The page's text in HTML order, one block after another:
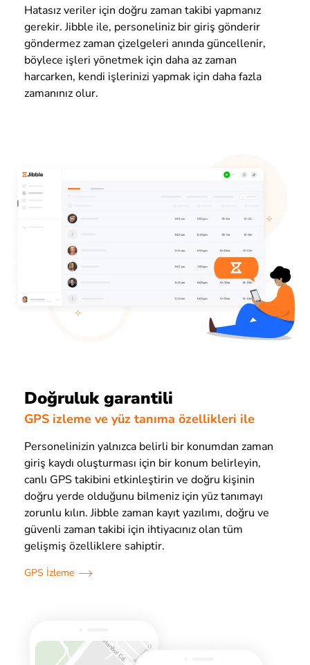
Hatasız veriler için doğru zaman takibi yapmanız
gerekir. Jibble ile, personeliniz bir giriş gönderir
göndermez zaman çizelgeleri anında güncellenir,
böylece işleri yönetmek için daha az zaman
harcarken, kendi işlerinizi yapmak için daha fazla
zamanınız olur.
Doğruluk garantili
GPS izleme ve yüz tanıma özellikleri ile
Personelinizin yalnızca belirli bir konumdan zaman
giriş kaydı oluşturması için bir konum belirleyin,
canlı GPS takibini etkinleştirin ve doğru kişinin
doğru yerde olduğunu bilmeniz için yüz tanımayı
zorunlu kılın. Jibble zaman kayıt yazılımı, doğru ve
güvenli zaman takibi için ihtiyacınız olan tüm
gelişmiş özelliklere sahiptir.
GPS İzleme